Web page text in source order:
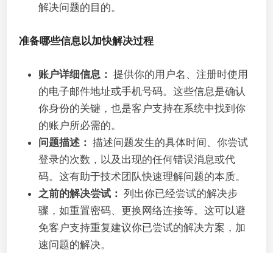
解决问题的目的。
准备哪些信息以加快解决过程
账户详细信息： 提供你的用户名、注册时使用
的电子邮件地址或手机号码。这些信息是确认
你身份的关键，也是客户支持在系统中找到你
的账户所必需的。
问题描述： 描述问题发生的具体时间、你尝试
登录的次数，以及出现的任何错误消息或代
码。这有助于技术团队快速理解问题的本质。
之前的解决尝试： 列出你已经尝试的解决步
骤，如重置密码、更换网络连接等。这可以避
免客户支持重复建议你已尝试的解决方案，加
速问题的解决。